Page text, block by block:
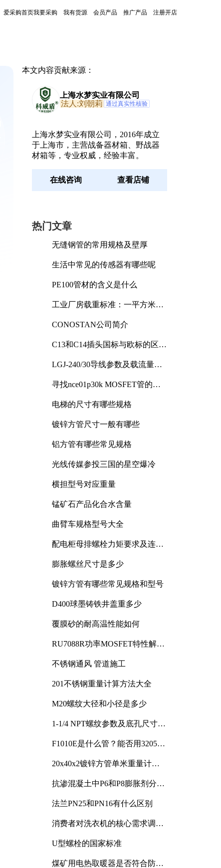
爱采购首页我要采购 我有货源 会员产品 推广产品 注册开店
本文内容贡献来源：
上海水梦实业有限公司
法人:刘朝莉 通过真实性核验
上海水梦实业有限公司，2016年成立
于上海市，主营战备器材箱、野战器
材箱等，专业权威，经验丰富。
在线咨询 查看店铺
热门文章
无缝钢管的常用规格及壁厚
生活中常见的传感器有哪些呢
PE100管材的含义是什么
工业厂房载重标准：一平方米能
CONOSTAN公司简介
C13和C14插头国标与欧标的区别
LGJ-240/30导线参数及载流量解
寻找nce01p30k MOSFET管的合
电梯的尺寸有哪些规格
镀锌方管尺寸一般有哪些
铝方管有哪些常见规格
光线传媒参投三国的星空爆冷
横担型号对应重量
锰矿石产品化合水含量
曲臂车规格型号大全
配电柜母排螺栓力矩要求及连接
膨胀螺丝尺寸是多少
镀锌方管有哪些常见规格和型号
D400球墨铸铁井盖重多少
覆膜砂的耐高温性能如何
RU7088R功率MOSFET特性解析
不锈钢通风 管道施工
201不锈钢重量计算方法大全
M20螺纹大径和小径是多少
1-1/4 NPT螺纹参数及底孔尺寸详
F1010E是什么管？能否用3205或
20x40x2镀锌方管单米重量计算
抗渗混凝土中P6和P8膨胀剂分别
法兰PN25和PN16有什么区别
消费者对洗衣机的核心需求调研
U型螺栓的国家标准
煤矿用电热取暖器是否符合防爆